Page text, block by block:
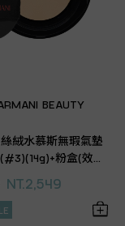
BEAUTY
絨水慕斯無瑕氣墊
粉盒(效期
NT.2,549